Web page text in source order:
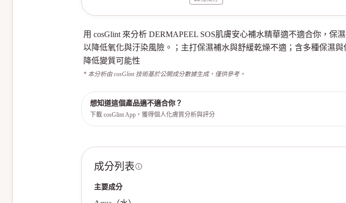
用 cosGlint 來分析 DERMAPEEL SOS肌膚安心補水精華適不適合你，
以降低氧化與汙染風險。；主打保濕補水與舒緩乾燥不適；含多種保濕
降低變質可能性
* 本分析由 cosGlint 技術基於公開成分數據生成，僅供參考。
想知道這個產品適不適合你？
下載 cosGlint App，獲得個人化膚質分析與評分
成分列表
主要成分